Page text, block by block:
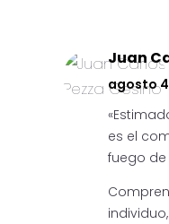
Juan
agosto
es el
fuego de